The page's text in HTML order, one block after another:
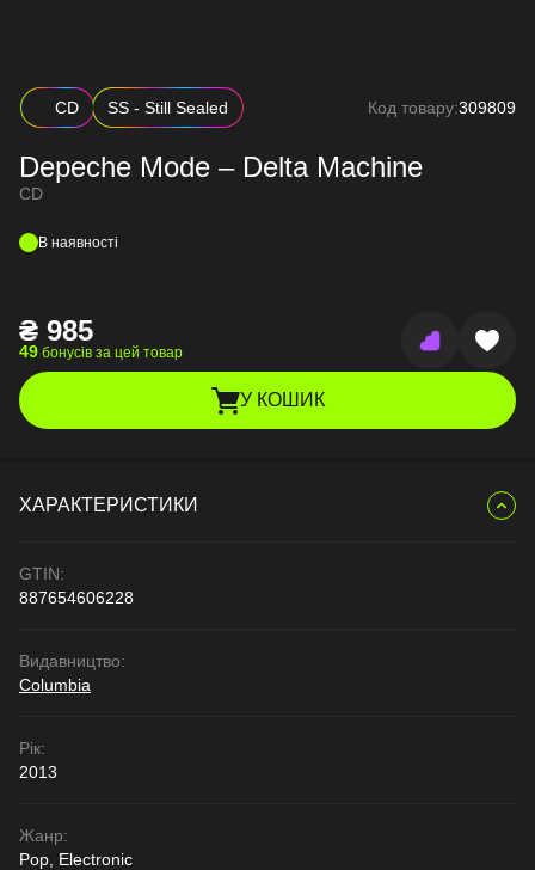
CD SS - Still Sealed Код товару:309809
Depeche Mode – Delta Machine
CD
В наявності
₴ 985
49 бонусів за цей товар
У КОШИК
ХАРАКТЕРИСТИКИ
GTIN:
887654606228
Видавництво:
Columbia
Рік:
2013
Жанр:
Pop, Electronic